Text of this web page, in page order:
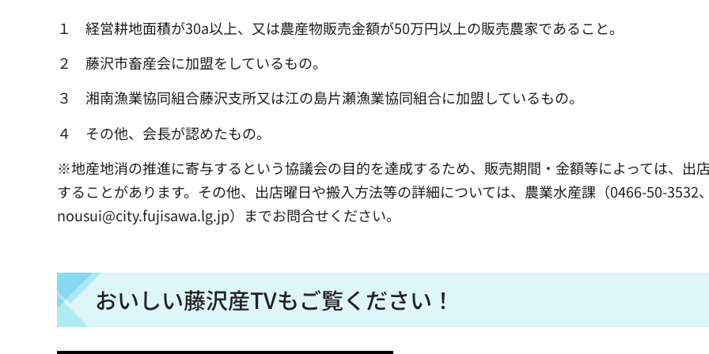
１ 経営耕地面積が30a以上、又は農産物販売金額が50万円以上の販売農家であること。
２ 藤沢市畜産会に加盟をしているもの。
３ 湘南漁業協同組合藤沢支所又は江の島片瀬漁業協同組合に加盟しているもの。
４ その他、会長が認めたもの。
※地産地消の推進に寄与するという協議会の目的を達成するため、販売期間・金額等によっては、出
することがあります。その他、出店曜日や搬入方法等の詳細については、農業水産課（0466-50-3532
nousui@city.fujisawa.lg.jp）までお問合せください。
おいしい藤沢産TVもご覧ください！